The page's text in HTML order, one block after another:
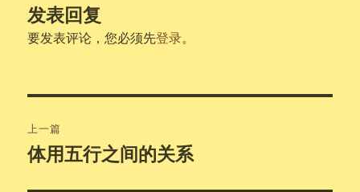
发表回复
要发表评论，您必须先登录。
章
上一篇
上
体用五行之间的关系